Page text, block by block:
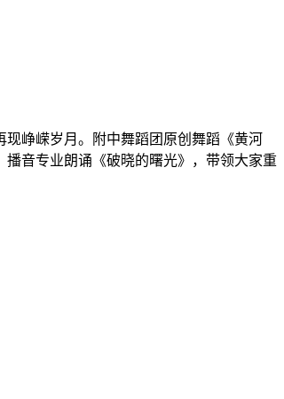
峥嵘岁月。附中舞蹈团原创舞蹈《黄河
音专业朗诵《破晓的曙光》，带领大家重